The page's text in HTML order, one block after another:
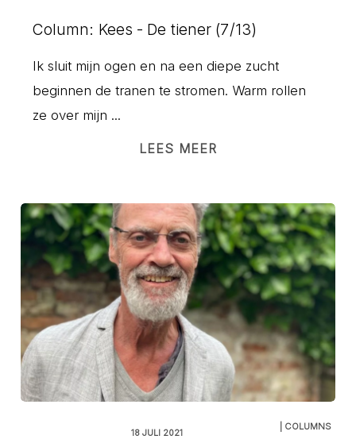
Column: Kees - De tiener (7/13)
Ik sluit mijn ogen en na een diepe zucht
beginnen de tranen te stromen. Warm rollen
ze over mijn ...
LEES MEER
18 JULI 2021
| COLUMNS